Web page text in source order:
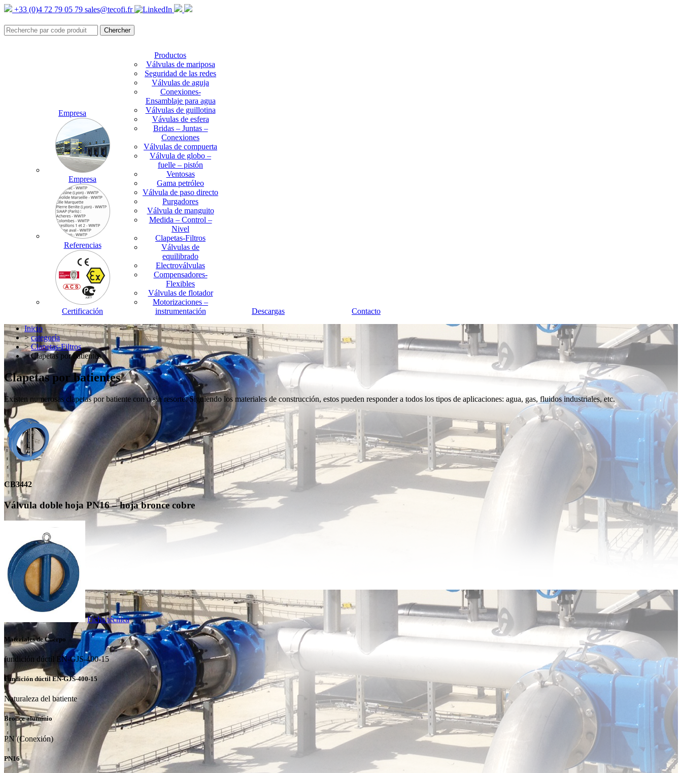
+33 (0)4 72 79 05 79 sales@tecofi.fr
Empresa
Empresa
Referencias
Certificación
Productos
Válvulas de mariposa
Seguridad de las redes
Válvulas de aguja
Conexiones-
Ensamblaje para agua
Válvulas de guillotina
Vávulas de esfera
Bridas – Juntas –
Conexiones
Válvulas de compuerta
Válvula de globo –
fuelle – pistón
Ventosas
Gama petróleo
Válvula de paso directo
Purgadores
Válvula de manguito
Medida – Control –
Nivel
Clapetas-Filtros
Válvulas de
equilibrado
Electroválvulas
Compensadores-
Flexibles
Válvulas de flotador
Motorizaciones –
instrumentación
Descargas
Contacto
Inicio
>categoría
>Clapetas-Filtros
> Clapetas por batientes
Clapetas por batientes
Existen numerosas clapetas por batiente con o sin resorte. Siguiendo los materiales de construcción, estos pueden responder a todos los tipos de aplicaciones: agua, gas, fluidos industriales, etc.
CB3442
Válvula doble hoja PN16 – hoja bronce cobre
Ficha técnica
Materiales de Cuerpo
fundición dúctil EN-GJS-400-15
Fundición dúctil EN-GJS-400-15
Naturaleza del batiente
Bronce aluminio
PN (Conexión)
PN16